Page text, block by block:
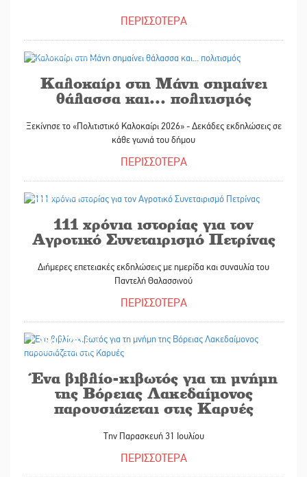
ΠΕΡΙΣΣΟΤΕΡΑ
Καλοκαίρι στη Μάνη σημαίνει
θάλασσα και... πολιτισμός
Ξεκίνησε το «Πολιτιστικό Καλοκαίρι 2026» - Δεκάδες εκδηλώσεις σε
κάθε γωνιά του δήμου
ΠΕΡΙΣΣΟΤΕΡΑ
111 χρόνια ιστορίας για τον
Αγροτικό Συνεταιρισμό Πετρίνας
Διήμερες επετειακές εκδηλώσεις με ημερίδα και συναυλία του
Παντελή Θαλασσινού
ΠΕΡΙΣΣΟΤΕΡΑ
28/07/2026
Ένα βιβλίο-κιβωτός για τη μνήμη
της Βόρειας Λακεδαίμονος
παρουσιάζεται στις Καρυές
Την Παρασκευή 31 Ιουλίου
ΠΕΡΙΣΣΟΤΕΡΑ